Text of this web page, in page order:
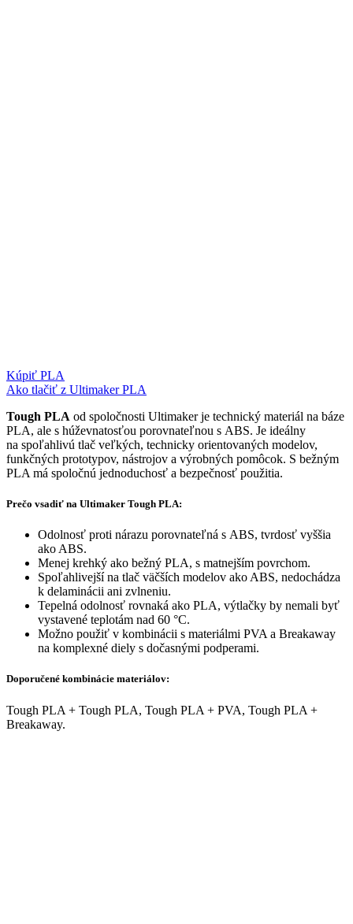
Kúpiť PLA
Ako tlačiť z Ultimaker PLA
Tough PLA od spoločnosti Ultimaker je technický materiál na báze
PLA, ale s húževnatosťou porovnateľnou s ABS. Je ideálny
na spoľahlivú tlač veľkých, technicky orientovaných modelov,
funkčných prototypov, nástrojov a výrobných pomôcok. S bežným
PLA má spoločnú jednoduchosť a bezpečnosť použitia.
Prečo vsadiť na Ultimaker Tough PLA:
Odolnosť proti nárazu porovnateľná s ABS, tvrdosť vyššia
ako ABS.
Menej krehký ako bežný PLA, s matnejším povrchom.
Spoľahlivejší na tlač väčších modelov ako ABS, nedochádza
k delaminácii ani zvlneniu.
Tepelná odolnosť rovnaká ako PLA, výtlačky by nemali byť
vystavené teplotám nad 60 °C.
Možno použiť v kombinácii s materiálmi PVA a Breakaway
na komplexné diely s dočasnými podperami.
Doporučené kombinácie materiálov:
Tough PLA + Tough PLA, Tough PLA + PVA, Tough PLA +
Breakaway.